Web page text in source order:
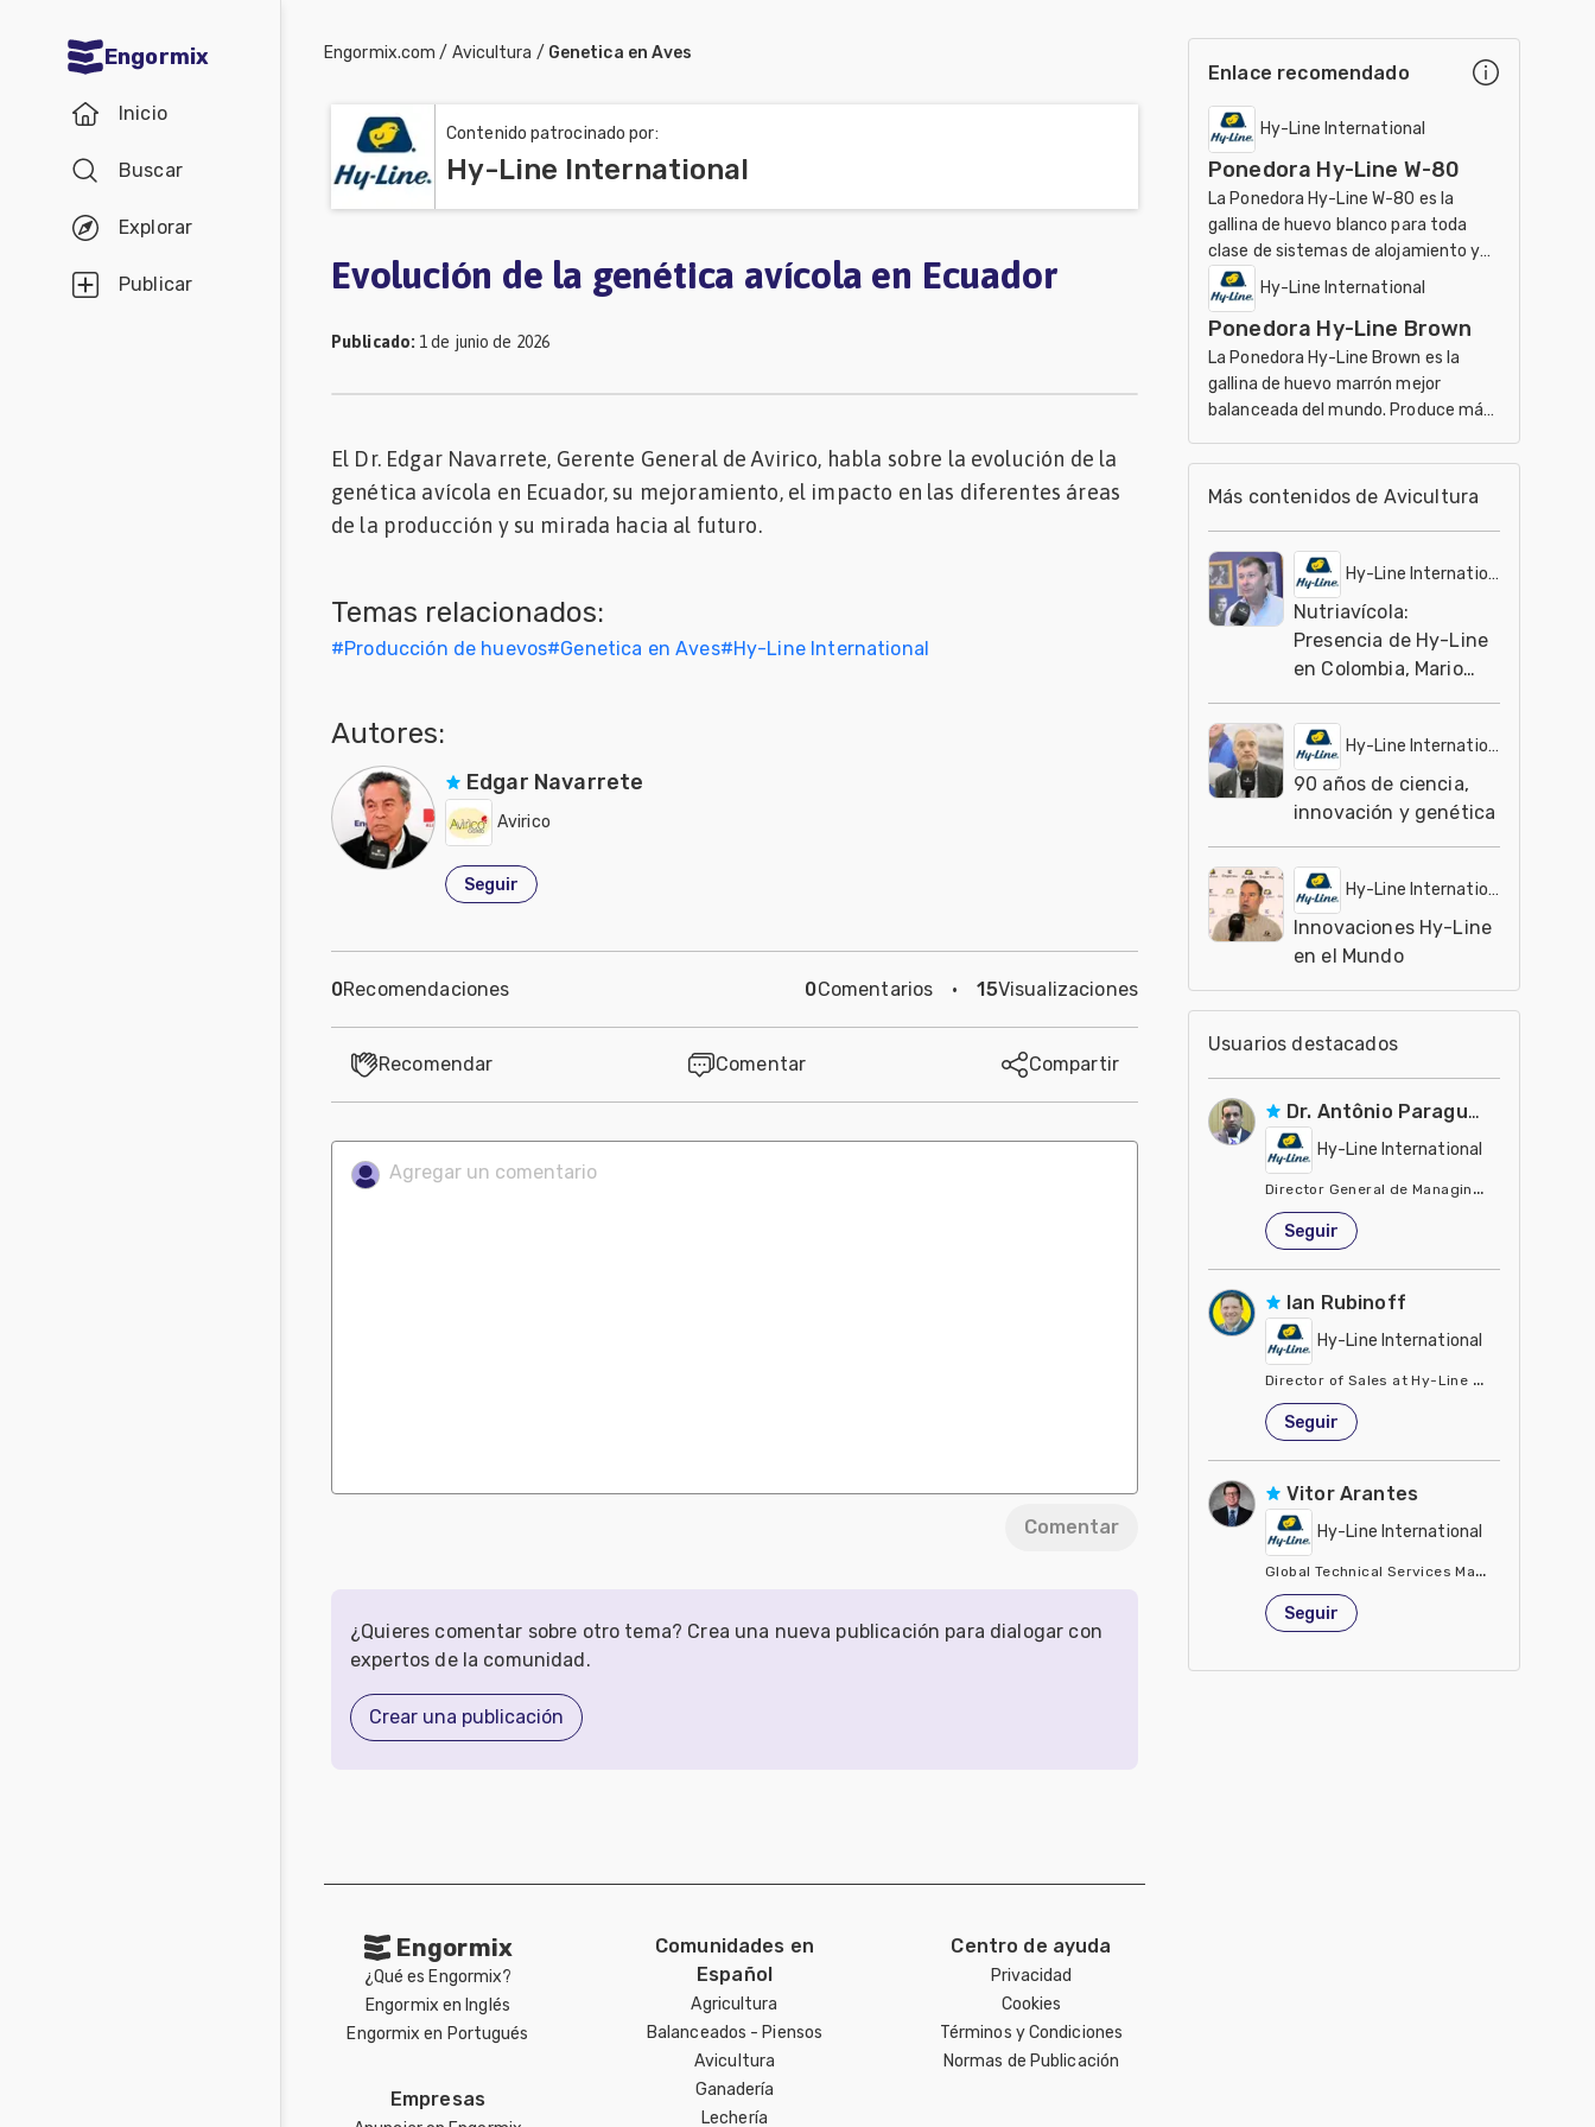
Engormix
Inicio
Buscar
Explorar
Publicar
Agricultura
Avicultura
Ganadería
Porcicultura
Engormix.com / Avicultura / Genetica en Aves
Contenido patrocinado por:
Hy-Line International
Evolución de la genética avícola en Ecuador
Publicado: 1 de junio de 2026
El Dr. Edgar Navarrete, Gerente General de Avirico, habla sobre la evolución de la
genética avícola en Ecuador, su mejoramiento, el impacto en las diferentes áreas
de la producción y su mirada hacia al futuro.
Temas relacionados:
#Producción de huevos#Genetica en Aves#Hy-Line International
Autores:
Edgar Navarrete
Avirico
Seguir
0Recomendaciones 0Comentarios · 15Visualizaciones
Recomendar Comentar Compartir
Comentar
¿Quieres comentar sobre otro tema? Crea una nueva publicación para dialogar con
expertos de la comunidad.
Crear una publicación
Engormix
¿Qué es Engormix?
Engormix en Inglés
Engormix en Portugués
Empresas
Comunidades en
Español
Agricultura
Balanceados - Piensos
Avicultura
Ganadería
Lechería
Centro de ayuda
Privacidad
Cookies
Términos y Condiciones
Normas de Publicación
Enlace recomendado
Hy-Line International
Ponedora Hy-Line W-80
La Ponedora Hy-Line W-80 es la
gallina de huevo blanco para toda
clase de sistemas de alojamiento y
ambientes
Hy-Line International
Ponedora Hy-Line Brown
La Ponedora Hy-Line Brown es la
gallina de huevo marrón mejor
balanceada del mundo. Produce más
hasta las 100 semanas
Más contenidos de Avicultura
Hy-Line International
Nutriavícola:
Presencia de Hy-Line
en Colombia, Mario
Cesar Ocampo
Hy-Line International
90 años de ciencia,
innovación y genética
Hy-Line International
Innovaciones Hy-Line
en el Mundo
Usuarios destacados
Dr. Antônio Paraguassu
Hy-Line International
Director General de Managing
Estados Unidos de América
Seguir
Ian Rubinoff
Hy-Line International
Director of Sales at Hy-Line North America
Estados Unidos de América
Seguir
Vitor Arantes
Hy-Line International
Global Technical Services Manager
Estados Unidos de América
Seguir